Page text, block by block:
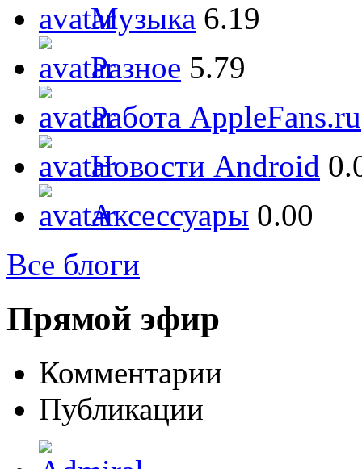
Музыка 6.19
Разное 5.79
Работа AppleFans.ru
Новости Android
Аксессуары 0.00
Все блоги
Прямой эфир
Комментарии
Публикации